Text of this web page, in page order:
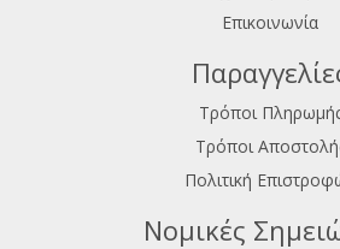
Επικοινωνία
Τρόποι
Τρόποι
Πολιτική
Νομικές